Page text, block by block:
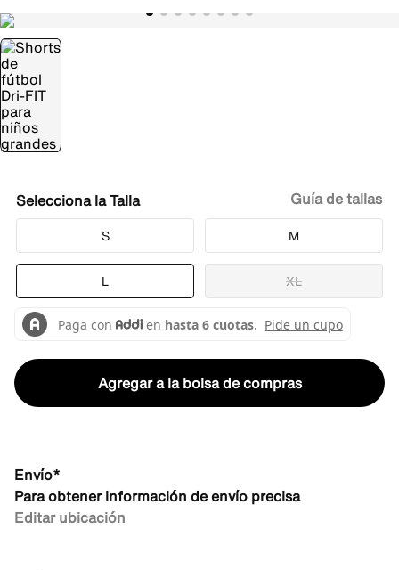
Talla
S M
L XL
Guía de tallas
Agregar a la bolsa de compras
Envío*
Para obtener información de envío precisa
Editar ubicación